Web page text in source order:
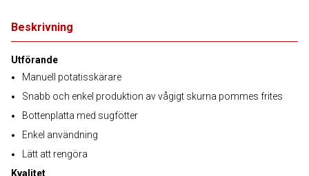
Beskrivning
Utförande
Manuell potatisskärare
Snabb och enkel produktion av vågigt skurna pommes frites
Bottenplatta med sugfötter
Enkel användning
Lätt att rengöra
Kvalitet